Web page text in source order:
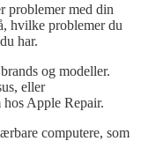
problemer med din
hvilke problemer du
har.
og modeller.
eller
Apple Repair.
computere, som